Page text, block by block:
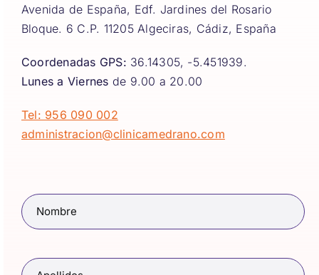
Avenida de España, Edf. Jardines del Rosario
Bloque. 6 C.P. 11205 Algeciras, Cádiz, España
Coordenadas GPS: 36.14305, -5.451939.
Lunes a Viernes de 9.00 a 20.00
Tel: 956 090 002
administracion@clinicamedrano.com
Nombre
Apellidos